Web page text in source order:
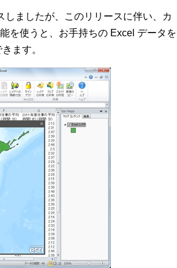
しましたが、このリリースに伴い、カ
を使うと、お手持ちの Excel データを
ます。